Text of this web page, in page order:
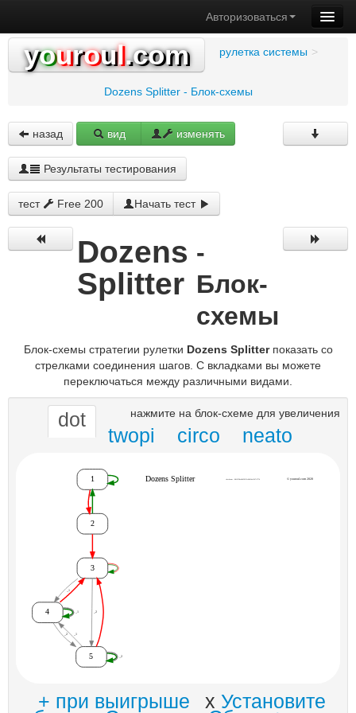
Авторизоваться
youroul.com рулетка системы >
Dozens Splitter - Блок-схемы
назад вид изменять
Результаты тестирования
тест Free 200 Начать тест
Dozens
Splitter
-
Блок-
схемы
Блок-схемы стратегии рулетки Dozens Splitterпоказать со
стрелками соединения шагов. С вкладками вы можете
переключаться между различными видами.
нажмите на блок-схеме для увеличения
dot
twopi circo neato
+ при выигрыше x Установите